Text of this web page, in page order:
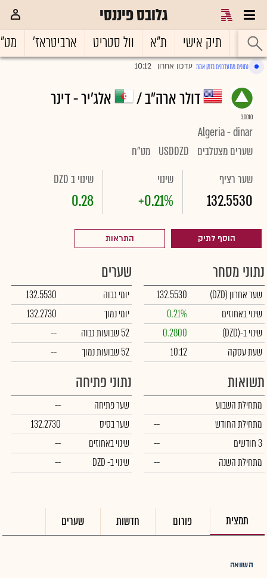
גלובס פיננסי
ראשי תיק אישי ת"א וול סטריט ארביטראז'
נתונים מתעדכנים בזמן אמת |עדכון אחרון 10:12
תמצית פורום חדשות שערים
השוואה
דולר ארה"ב / אלג'יר - דינר
3.0010
Algeria - dinar
שערים מצטלבים
USDDZD מט"ח
שער רציף
132.5530
שינוי
+0.21%
שינוי ב DZD
0.28
הוסף לתיק התראות
נתוני מסחר
שער אחרון (DZD)
132.5530
שינוי באחוזים
0.21%
שינוי ב-(DZD)
0.2800
שעת עסקה
10:12
שערים
יומי גבוה
132.5530
יומי נמוך
132.2730
52 שבועות גבוה
--
52 שבועות נמוך
--
תשואות
מתחילת השבוע
מתחילת החודש
--
3 חודשים
--
מתחילת השנה
--
נתוני פתיחה
שער פתיחה
--
שער בסיס
132.2730
שינוי באחוזים
--
שינויב- DZD --